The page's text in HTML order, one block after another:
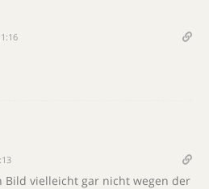
vielleicht gar nicht wegen der